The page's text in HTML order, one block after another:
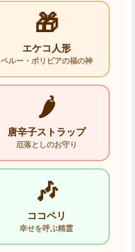
🎁
エケコ人形
ペルー・ボリビアの福の神
🌶️
唐辛子ストラップ
厄落としのお守り
🎶
ココペリ
幸せを呼ぶ精霊